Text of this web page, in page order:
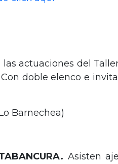
las actuaciones del
doble elenco e
Barnechea)
Asisten